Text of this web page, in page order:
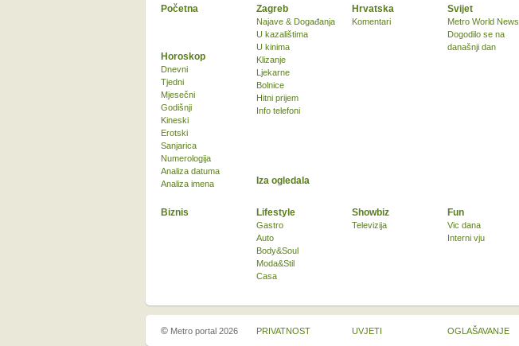
Početna Zagreb
Najave & Događanja
U kazalištima
U kinima
Klizanje
Ljekarne
Bolnice
Hitni prijem
Info telefoni
Hrvatska
Komentari
Svijet
Metro World News
Dogodilo se na
današnji dan
Biznis Lifestyle
Gastro
Auto
Body&Soul
Moda&Stil
Casa
Showbiz
Televizija
Fun
Vic dana
Interni vju
Horoskop
Dnevni
Tjedni
Mjesečni
Godišnji
Kineski
Erotski
Sanjarica
Numerologija
Analiza datuma
Analiza imena
Iza ogledala
© Metro portal 2026 PRIVATNOST UVJETI OGLAŠAVANJE